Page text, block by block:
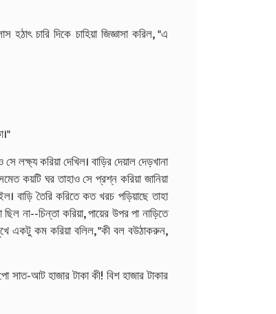
চারি দিকে চাহিয়া জিজ্ঞাসা করিল, "এ
করিয়া দেখিল। বাড়ির দেয়াল দেড়খানা
কয়টি ঘর তাহাও সে প্রশ্ন করিয়া জানিয়া
বাড়ি তৈরি করিতে কত খরচ পড়িয়াছে তাহা
না--চিন্তা করিয়া, পায়ের উপর পা নাড়িতে
একটু কম করিয়া বলিল, "কী বল বউঠাকরুন,
সাত-আট হাজার টাকা কী! বিশ হাজার টাকার